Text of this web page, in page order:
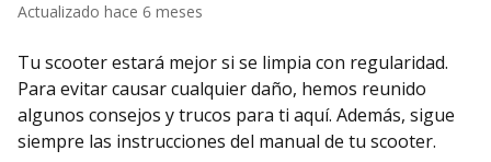
Actualizado hace 6 meses
Tu scooter estará mejor si se limpia con regularidad.
Para evitar causar cualquier daño, hemos reunido
algunos consejos y trucos para ti aquí. Además, sigue
siempre las instrucciones del manual de tu scooter.